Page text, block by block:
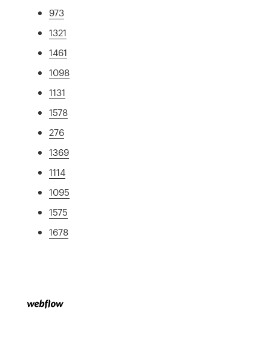
973
1321
1461
1098
1131
1578
276
1369
1114
1095
1575
1678